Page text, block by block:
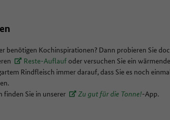
benötigen Kochinspirationen? Dann probieren Sie
Reste-Auflauf oder versuchen Sie ein
Rindfleisch immer darauf, dass Sie es noch
finden Sie in unserer
Zu gut für die Tonne!-App.